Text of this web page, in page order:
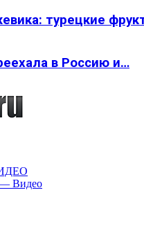
турецкие
в Россию и…
Видео